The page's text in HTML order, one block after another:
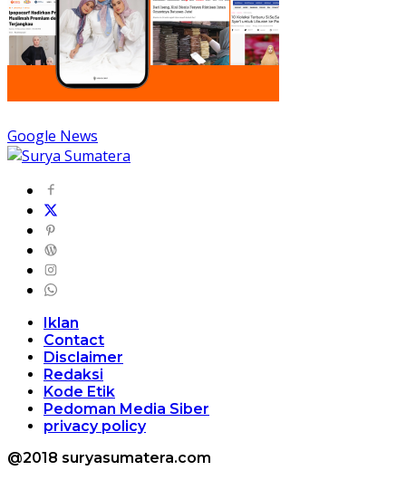
Google News
Iklan
Contact
Disclaimer
Redaksi
Kode Etik
Pedoman Media Siber
privacy policy
@2018 suryasumatera.com